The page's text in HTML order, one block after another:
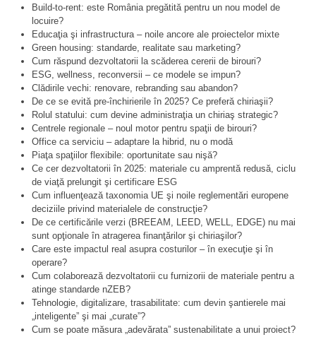
Build-to-rent: este România pregătită pentru un nou model de
locuire?
Educaţia şi infrastructura – noile ancore ale proiectelor mixte
Green housing: standarde, realitate sau marketing?
Cum răspund dezvoltatorii la scăderea cererii de birouri?
ESG, wellness, reconversii – ce modele se impun?
Clădirile vechi: renovare, rebranding sau abandon?
De ce se evită pre-închirierile în 2025? Ce preferă chiriaşii?
Rolul statului: cum devine administraţia un chiriaş strategic?
Centrele regionale – noul motor pentru spaţii de birouri?
Office ca serviciu – adaptare la hibrid, nu o modă
Piaţa spaţiilor flexibile: oportunitate sau nişă?
Ce cer dezvoltatorii în 2025: materiale cu amprentă redusă, ciclu
de viaţă prelungit şi certificare ESG
Cum influenţează taxonomia UE şi noile reglementări europene
deciziile privind materialele de construcţie?
De ce certificările verzi (BREEAM, LEED, WELL, EDGE) nu mai
sunt opţionale în atragerea finanţărilor şi chiriaşilor?
Care este impactul real asupra costurilor – în execuţie şi în
operare?
Cum colaborează dezvoltatorii cu furnizorii de materiale pentru a
atinge standarde nZEB?
Tehnologie, digitalizare, trasabilitate: cum devin şantierele mai
„inteligente” şi mai „curate”?
Cum se poate măsura „adevărata” sustenabilitate a unui proiect?